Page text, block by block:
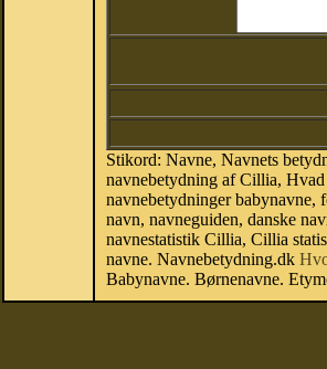
Stikord: Navne, Navnets
navnebetydning af Cillia,
navnebetydninger babynavne,
navn, navneguiden, danske
navnestatistik Cillia, Cillia
navne. Navnebetydning.dk
Babynavne. Børnenavne.